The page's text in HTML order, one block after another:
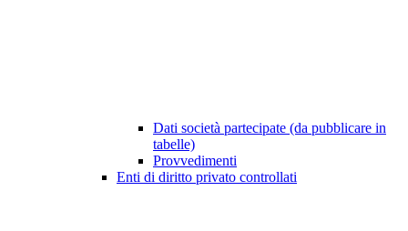
Dati società partecipate (da pubblicare in
tabelle)
Provvedimenti
Enti di diritto privato controllati